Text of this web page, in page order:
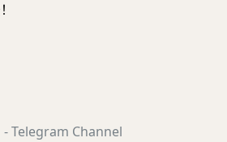
- Telegram Channel